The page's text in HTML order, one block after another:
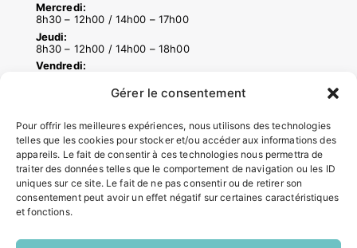
Gérer le consentement
Pour offrir les meilleures expériences, nous utilisons des technologies
telles que les cookies pour stocker et/ou accéder aux informations des
appareils. Le fait de consentir à ces technologies nous permettra de
traiter des données telles que le comportement de navigation ou les ID
uniques sur ce site. Le fait de ne pas consentir ou de retirer son
consentement peut avoir un effet négatif sur certaines caractéristiques
et fonctions.
Mercredi:
8h30 – 12h00 / 14h00 – 17h00
Jeudi:
8h30 – 12h00 / 14h00 – 18h00
Vendredi:
ACCÉS RAPIDES
Contacter la mairie
Pôle santé
Le Saucatais
Formalités administratives
Demander un composteur